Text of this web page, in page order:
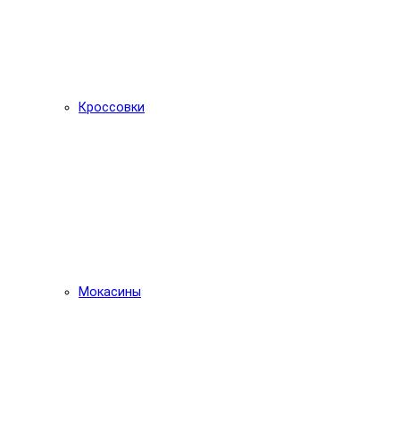
Кроссовки
Мокасины